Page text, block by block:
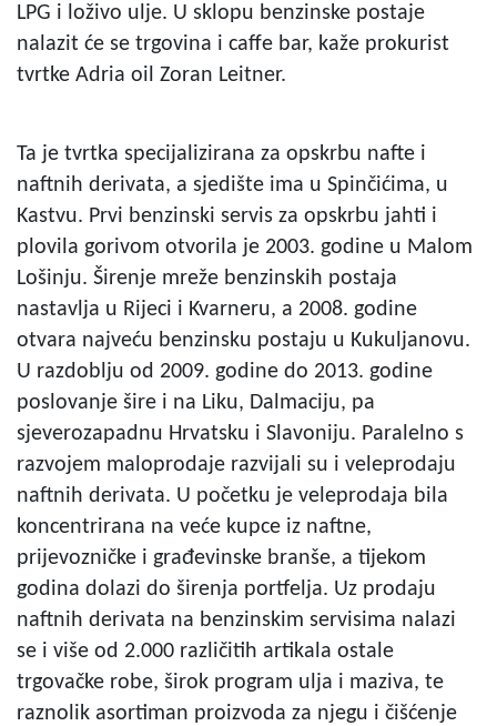
LPG i loživo ulje. U sklopu benzinske postaje
nalazit će se trgovina i caffe bar, kaže prokurist
tvrtke Adria oil Zoran Leitner.
Ta je tvrtka specijalizirana za opskrbu nafte i
naftnih derivata, a sjedište ima u Spinčićima, u
Kastvu. Prvi benzinski servis za opskrbu jahti i
plovila gorivom otvorila je 2003. godine u Malom
Lošinju. Širenje mreže benzinskih postaja
nastavlja u Rijeci i Kvarneru, a 2008. godine
otvara najveću benzinsku postaju u Kukuljanovu.
U razdoblju od 2009. godine do 2013. godine
poslovanje šire i na Liku, Dalmaciju, pa
sjeverozapadnu Hrvatsku i Slavoniju. Paralelno s
razvojem maloprodaje razvijali su i veleprodaju
naftnih derivata. U početku je veleprodaja bila
koncentrirana na veće kupce iz naftne,
prijevozničke i građevinske branše, a tijekom
godina dolazi do širenja portfelja. Uz prodaju
naftnih derivata na benzinskim servisima nalazi
se i više od 2.000 različitih artikala ostale
trgovačke robe, širok program ulja i maziva, te
raznolik asortiman proizvoda za njegu i čišćenje